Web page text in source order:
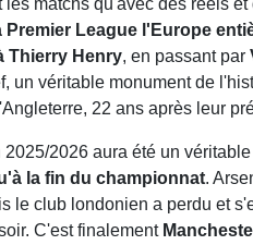
Premier League l'Europe
Thierry Henry, en passant par
un véritable monument de
22 ans après leur
2026 aura été un
la fin du championnat.
le club londonien a perdu et
C'est finalement